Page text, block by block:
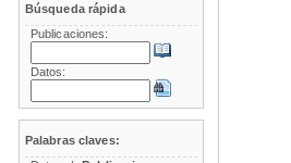
Búsqueda rápida
Publicaciones:
Datos:
Palabras claves: